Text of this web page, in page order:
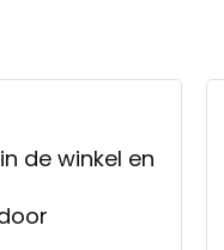
de winkel en